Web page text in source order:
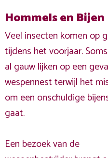
Hommels en Bijen
Veel insecten komen op
tijdens het voorjaar.
al gauw lijken op een
wespennest terwijl het
om een onschuldige
gaat.
Een bezoek van de